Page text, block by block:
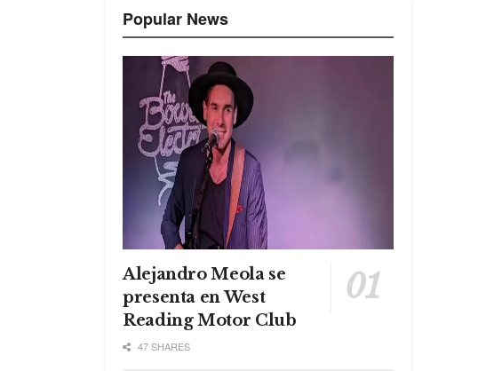
Popular News
Alejandro Meola se
presenta en West
Reading Motor Club
47 SHARES